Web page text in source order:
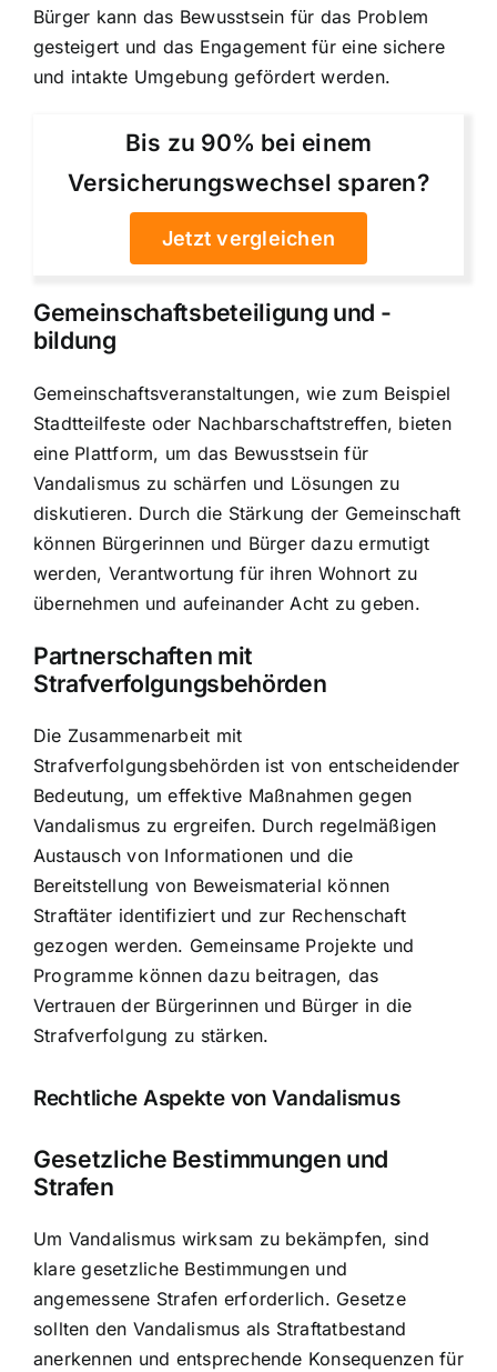
Bürger kann das Bewusstsein für das Problem
gesteigert und das Engagement für eine sichere
und intakte Umgebung gefördert werden.
Bis zu 90% bei einem
Versicherungswechsel sparen?
Jetzt vergleichen
Gemeinschaftsbeteiligung und -
bildung
Gemeinschaftsveranstaltungen, wie zum Beispiel
Stadtteilfeste oder Nachbarschaftstreffen, bieten
eine Plattform, um das Bewusstsein für
Vandalismus zu schärfen und Lösungen zu
diskutieren. Durch die Stärkung der Gemeinschaft
können Bürgerinnen und Bürger dazu ermutigt
werden, Verantwortung für ihren Wohnort zu
übernehmen und aufeinander Acht zu geben.
Partnerschaften mit
Strafverfolgungsbehörden
Die Zusammenarbeit mit
Strafverfolgungsbehörden ist von entscheidender
Bedeutung, um effektive Maßnahmen gegen
Vandalismus zu ergreifen. Durch regelmäßigen
Austausch von Informationen und die
Bereitstellung von Beweismaterial können
Straftäter identifiziert und zur Rechenschaft
gezogen werden. Gemeinsame Projekte und
Programme können dazu beitragen, das
Vertrauen der Bürgerinnen und Bürger in die
Strafverfolgung zu stärken.
Rechtliche Aspekte von Vandalismus
Gesetzliche Bestimmungen und
Strafen
Um Vandalismus wirksam zu bekämpfen, sind
klare gesetzliche Bestimmungen und
angemessene Strafen erforderlich. Gesetze
sollten den Vandalismus als Straftatbestand
anerkennen und entsprechende Konsequenzen für